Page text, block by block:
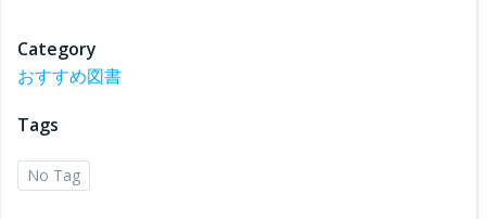
Category
おすすめ図書
Tags
No Tag